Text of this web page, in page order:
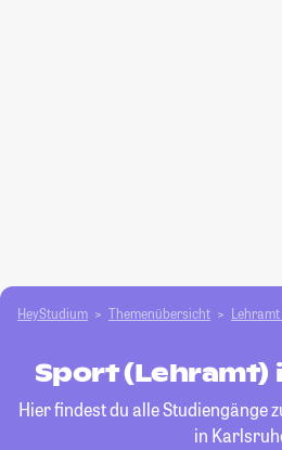
HeyStudium Themenübersicht
Sport (Lehramt)
Hier findest du alle Studiengänge
in